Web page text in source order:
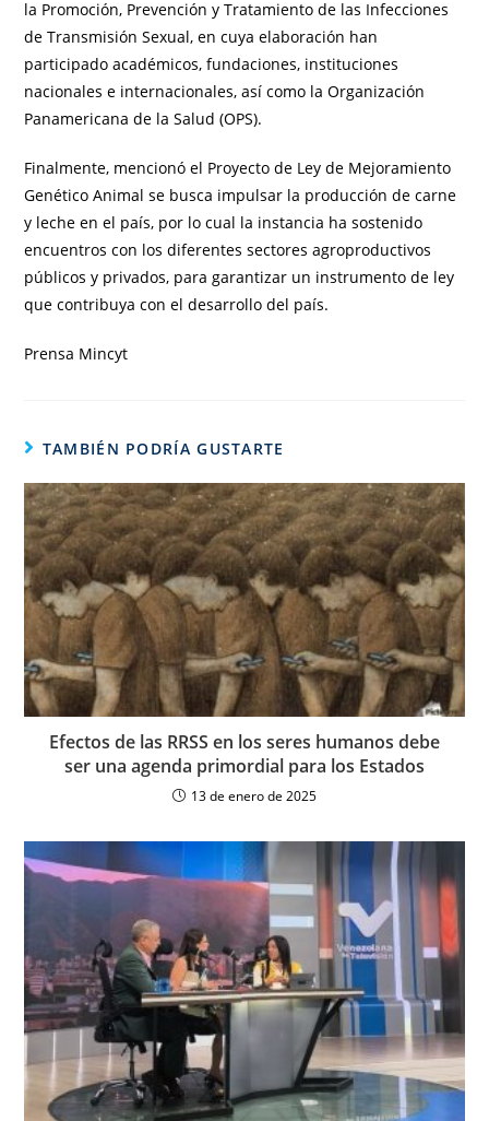
la Promoción, Prevención y Tratamiento de las Infecciones
de Transmisión Sexual, en cuya elaboración han
participado académicos, fundaciones, instituciones
nacionales e internacionales, así como la Organización
Panamericana de la Salud (OPS).
Finalmente, mencionó el Proyecto de Ley de Mejoramiento
Genético Animal se busca impulsar la producción de carne
y leche en el país, por lo cual la instancia ha sostenido
encuentros con los diferentes sectores agroproductivos
públicos y privados, para garantizar un instrumento de ley
que contribuya con el desarrollo del país.
Prensa Mincyt
TAMBIÉN PODRÍA GUSTARTE
Efectos de las RRSS en los seres humanos debe
ser una agenda primordial para los Estados
13 de enero de 2025